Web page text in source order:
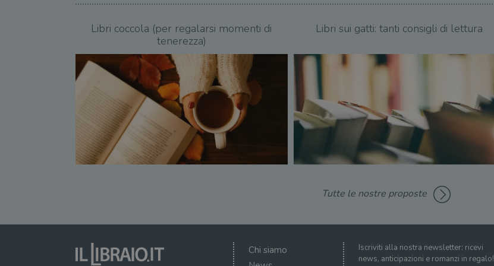
Libri coccola (per regalarsi momenti di
tenerezza)
Libri sui gatti: tanti consigli di lettura
Tutte le nostre proposte
Chi siamo
Iscriviti alla nostra newsletter: ricevi
news, anticipazioni e romanzi in regalo!